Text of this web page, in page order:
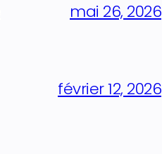
mai 26, 2026
février 12, 2026